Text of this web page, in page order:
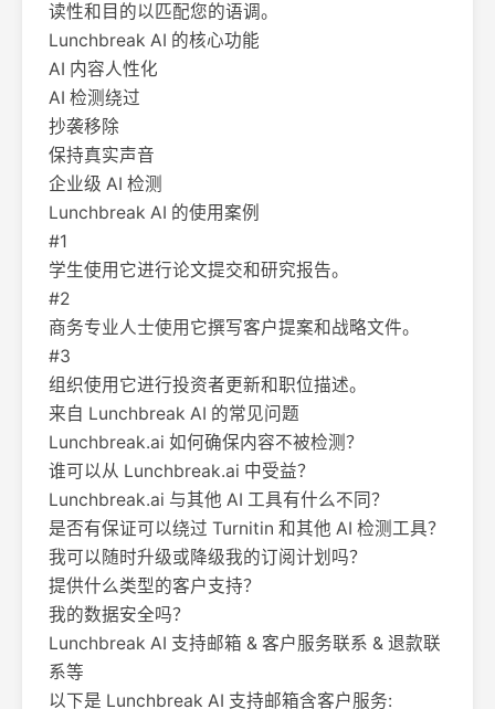
读性和目的以匹配您的语调。
Lunchbreak AI 的核心功能
AI 内容人性化
AI 检测绕过
抄袭移除
保持真实声音
企业级 AI 检测
Lunchbreak AI 的使用案例
#1
学生使用它进行论文提交和研究报告。
#2
商务专业人士使用它撰写客户提案和战略文件。
#3
组织使用它进行投资者更新和职位描述。
来自 Lunchbreak AI 的常见问题
Lunchbreak.ai 如何确保内容不被检测？
谁可以从 Lunchbreak.ai 中受益？
Lunchbreak.ai 与其他 AI 工具有什么不同？
是否有保证可以绕过 Turnitin 和其他 AI 检测工具？
我可以随时升级或降级我的订阅计划吗？
提供什么类型的客户支持？
我的数据安全吗？
Lunchbreak AI 支持邮箱 & 客户服务联系 & 退款联
系等
以下是 Lunchbreak AI 支持邮箱含客户服务: